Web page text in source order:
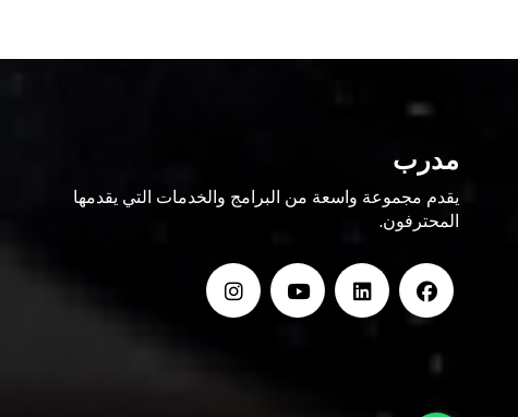
مدرب
يقدم مجموعة واسعة من البرامج والخدمات التي يقدمها
المحترفون.